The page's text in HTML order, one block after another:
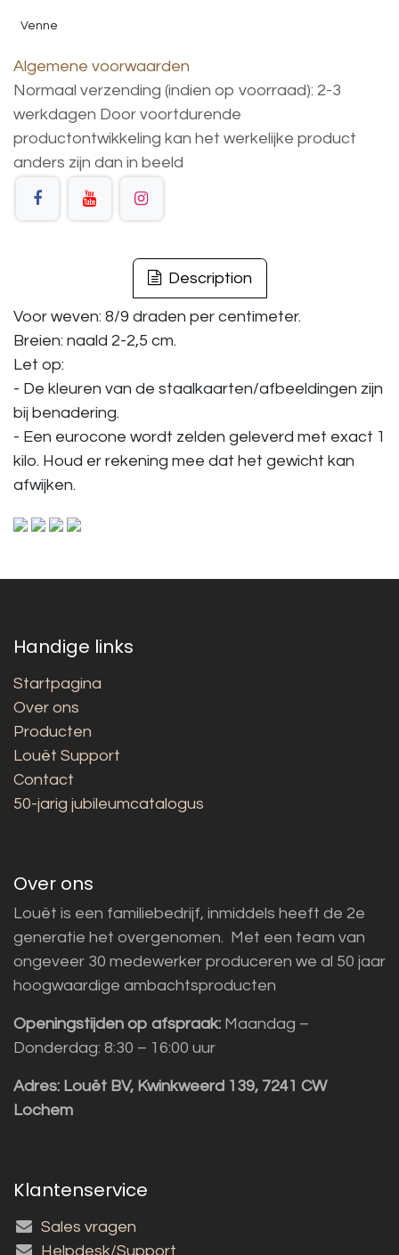
Venne
Algemene voorwaarden
Normaal verzending (indien op voorraad): 2-3
werkdagen Door voortdurende
productontwikkeling kan het werkelijke product
anders zijn dan in beeld
Description
Voor weven: 8/9 draden per centimeter.
Breien: naald 2-2,5 cm.
Let op:
- De kleuren van de staalkaarten/afbeeldingen zijn
bij benadering.
- Een eurocone wordt zelden geleverd met exact 1
kilo. Houd er rekening mee dat het gewicht kan
afwijken.
Handige links
Startpagina
Over ons
Producten
Louët Support
Contact
50-jarig jubileumcatalogus
Over ons
Louët is een familiebedrijf, inmiddels heeft de 2e
generatie het overgenomen. Met een team van
ongeveer 30 medewerker produceren we al 50 jaar
hoogwaardige ambachtsproducten
Openingstijden op afspraak: Maandag –
Donderdag: 8:30 – 16:00 uur
Adres: Louët BV, Kwinkweerd 139, 7241 CW
Lochem
Klantenservice
Sales vragen
Helpdesk/Support